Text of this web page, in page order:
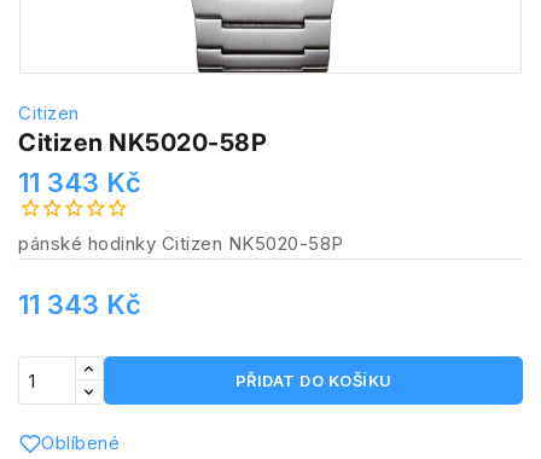
Citizen
Citizen NK5020-58P
11 343 Kč
pánské hodinky Citizen NK5020-58P
11 343 Kč
PŘIDAT DO KOŠÍKU
Oblíbené